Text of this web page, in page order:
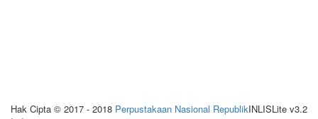
INLISLite v3.2
Hak Cipta © 2017 - 2018 Perpustakaan Nasional Republik